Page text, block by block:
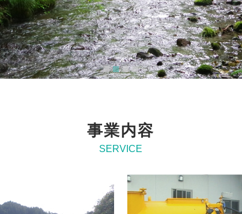
1 2 3 4
事業内容
SERVICE